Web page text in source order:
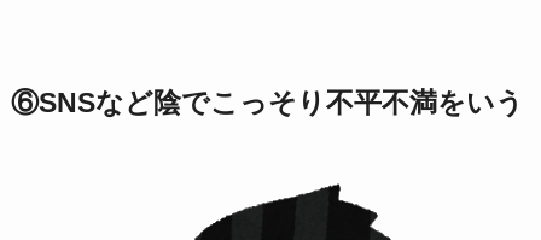
⑥SNSなど陰でこっそり不平不満をいう